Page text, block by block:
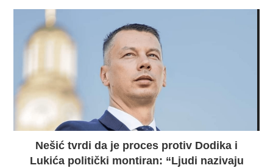
Nešić tvrdi da je proces protiv Dodika i
Lukića politički montiran: “Ljudi nazivaju